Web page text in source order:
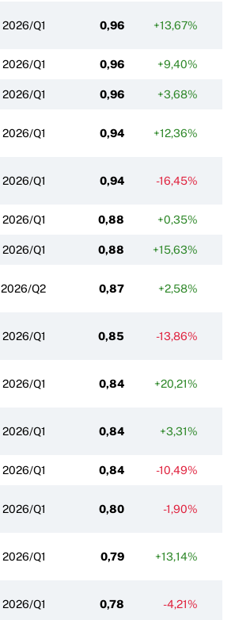
2026/Q1 0,96 +13,67%
2026/Q1 0,96 +9,40%
2026/Q1 0,96 +3,68%
2026/Q1 0,94 +12,36%
2026/Q1 0,94 -16,45%
2026/Q1 0,88 +0,35%
2026/Q1 0,88 +15,63%
2026/Q2 0,87 +2,58%
2026/Q1 0,85 -13,86%
2026/Q1 0,84 +20,21%
2026/Q1 0,84 +3,31%
2026/Q1 0,84 -10,49%
2026/Q1 0,80 -1,90%
2026/Q1 0,79 +13,14%
2026/Q1 0,78 -4,21%